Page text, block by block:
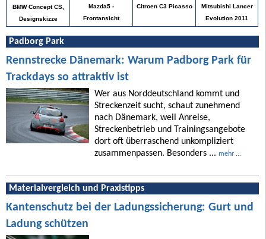
BMW Concept CS,
Designskizze
Mazda5 -
Frontansicht
Citroen C3 Picasso
Mitsubishi Lancer
Evolution 2011
Padborg Park
Rennstrecke Dänemark: Warum Padborg Park für
Trackdays so attraktiv ist
Wer aus Norddeutschland kommt und
Streckenzeit sucht, schaut zunehmend
nach Dänemark, weil Anreise,
Streckenbetrieb und Trainingsangebote
dort oft überraschend unkompliziert
zusammenpassen. Besonders ... mehr ...
Materialvergleich und Praxistipps
Kantenschutz bei der Ladungssicherung: Gurt und
Ladung schützen